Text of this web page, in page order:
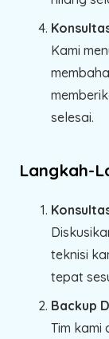
Kami
selesai.
Langkah-
teknisi
tepat
Backup
Tim kami